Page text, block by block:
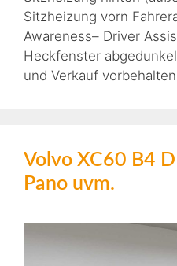
Sitzheizung vorn
Awareness– Driver
Heckfenster
und Verkauf
Volvo XC60 B4
Pano uvm.